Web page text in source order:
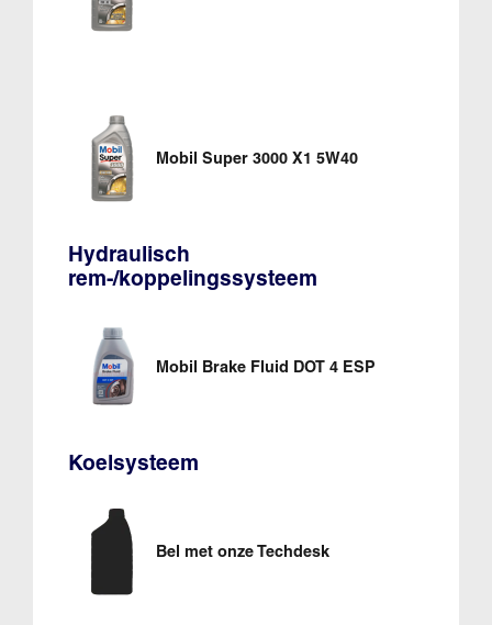
Mobil Super 3000 X1 5W40
Hydraulisch
rem-/koppelingssysteem
Mobil Brake Fluid DOT 4 ESP
Koelsysteem
Bel met onze Techdesk